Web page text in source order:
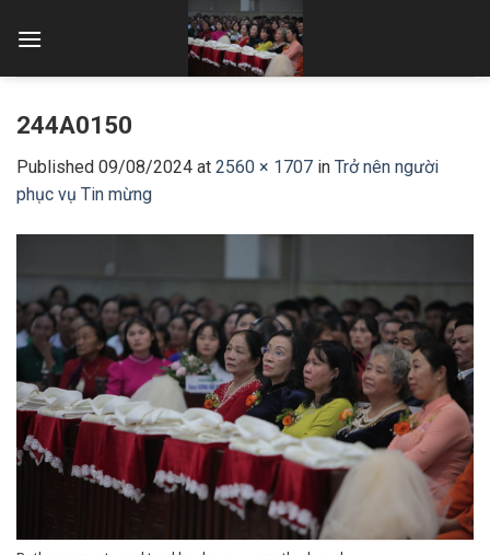
244A0150
Published 09/08/2024 at 2560 × 1707 in Trở nên người
phục vụ Tin mừng